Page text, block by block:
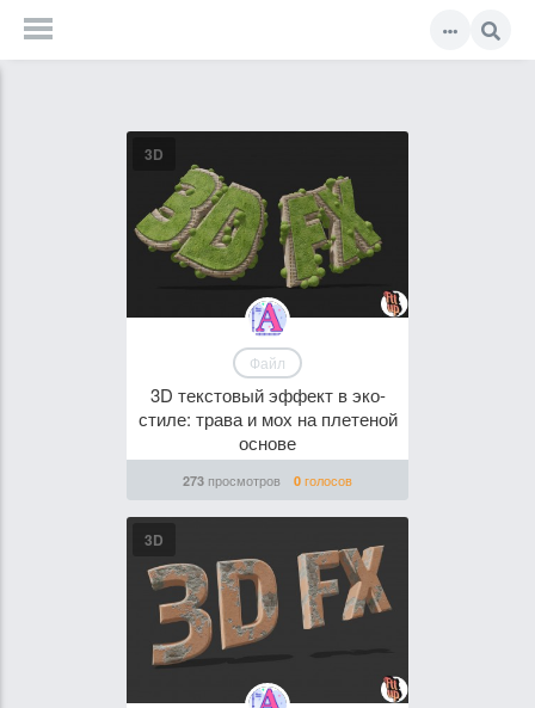
3D
Файл
3D текстовый эффект в эко-
стиле: трава и мох на плетеной
основе
273 просмотров 0 голосов
3D